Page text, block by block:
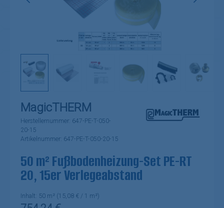
MagicTHERM
Herstellernummer: 647-PE-T-050-
20-15
Artikelnummer: 647-PE-T-050-20-15
50 m² Fußbodenheizung-Set PE-RT
20, 15er Verlegeabstand
Inhalt: 50 m² (15,08 € / 1 m²)
Regulärer Preis: